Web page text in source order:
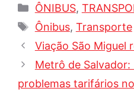
Categorias
ÔNIBUS,
Tags
Ônibus, Transporte
Viação São Miguel
Metrô de Salvador:
problemas tarifários